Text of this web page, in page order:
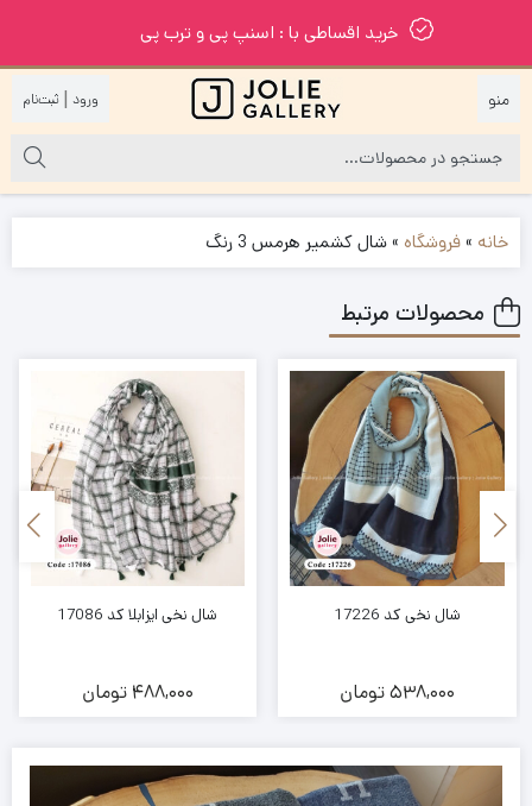
خرید اقساطی با : اسنپ پی و ترب پی
|
خانه »فروشگاه »شال کشمیر هرمس 3 رنگ
محصولات مرتبط
شال نخی کد 17226
538,000تومان
شال نخی ایزابلا کد 17086
488,000 تومان